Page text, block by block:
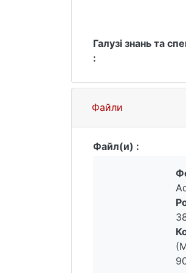
Галузі знань та
:
Файли
Файл(и) :